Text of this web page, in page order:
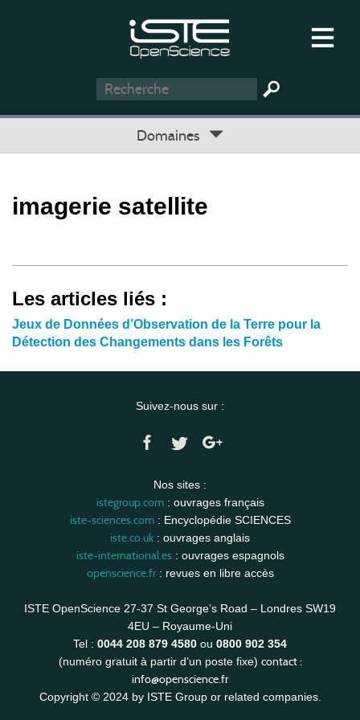
Domaines
imagerie satellite
Les articles liés :
Jeux de Données d’Observation de la Terre pour la
Détection des Changements dans les Forêts
Suivez-nous sur :
Nos sites :
istegroup.com: ouvrages français
iste-sciences.com: Encyclopédie SCIENCES
iste.co.uk : ouvrages anglais
iste-international.es: ouvrages espagnols
openscience.fr: revues en libre accès
ISTE OpenScience 27-37 St George’s Road – Londres SW19
4EU – Royaume-Uni
Tel : 0044 208 879 4580 ou 0800 902 354
(numéro gratuit à partir d’un poste fixe) contact :
info@openscience.fr
Copyright © 2024 by ISTE Group or related companies.